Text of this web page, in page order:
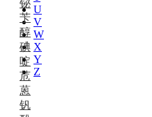
U
V
W
X
Y
Z
铋
苄
醇
碘
啶
苊
蒽
钒